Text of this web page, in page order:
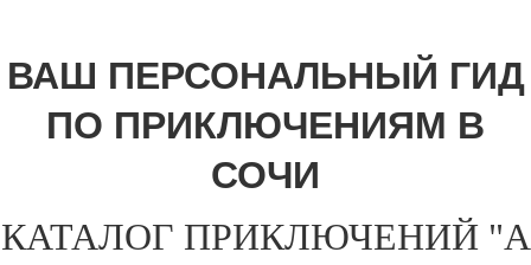
ВАШ ПЕРСОНАЛЬНЫЙ ГИД
ПО ПРИКЛЮЧЕНИЯМ В
СОЧИ
КАТАЛОГ ПРИКЛЮЧЕНИЙ "А